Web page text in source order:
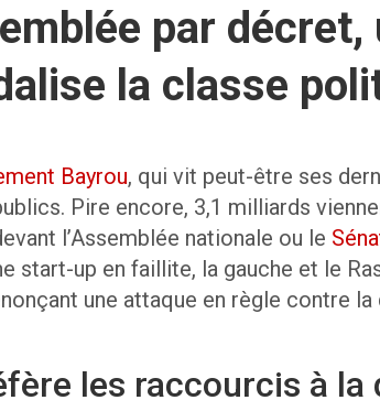
par décret,
la classe
Bayrou, qui vit peut-être ses
Pire encore, 3,1 milliards
l’Assemblée nationale ou le
start-up en faillite, la gauche et le
une attaque en règle contre
les raccourcis à la